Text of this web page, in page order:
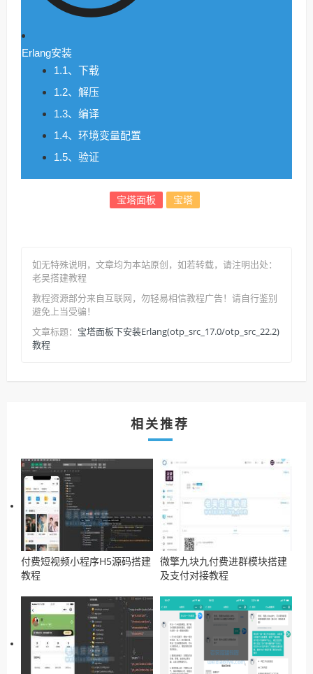
Erlang安装
1.1、下载
1.2、解压
1.3、编译
1.4、环境变量配置
1.5、验证
宝塔面板 宝塔
如无特殊说明，文章均为本站原创 ，如若转载，请注明出处：
老吴搭建教程
教程资源部分来自互联网，勿轻易相信教程广告！请自行鉴别
避免上当受骗！
文章标题： 宝塔面板下安装Erlang(otp_src_17.0/otp_src_22.2)
教程
相关推荐
付费短视频小程序H5源码搭建
教程
微擎九块九付费进群模块搭建
及支付对接教程